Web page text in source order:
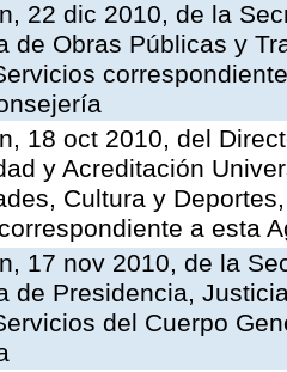
22 dic 2010, de la
de Obras Públicas y
18 oct 2010, del
y Acreditación
Cultura y
a esta
17 nov 2010, de la
de Presidencia,
del Cuerpo